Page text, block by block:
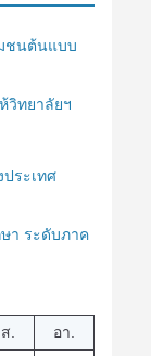
ชนต้นแบบ
วิทยาลัยฯ
ระเทศ
า ระดับภาค
ส.
อา.